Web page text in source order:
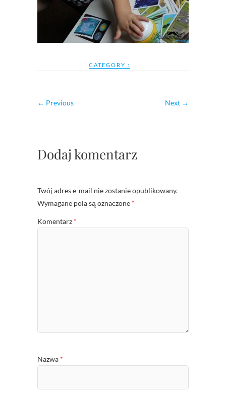
CATEGORY :
← Previous Next →
Dodaj komentarz
Twój adres e-mail nie zostanie opublikowany.
Wymagane pola są oznaczone *
Komentarz *
Nazwa *